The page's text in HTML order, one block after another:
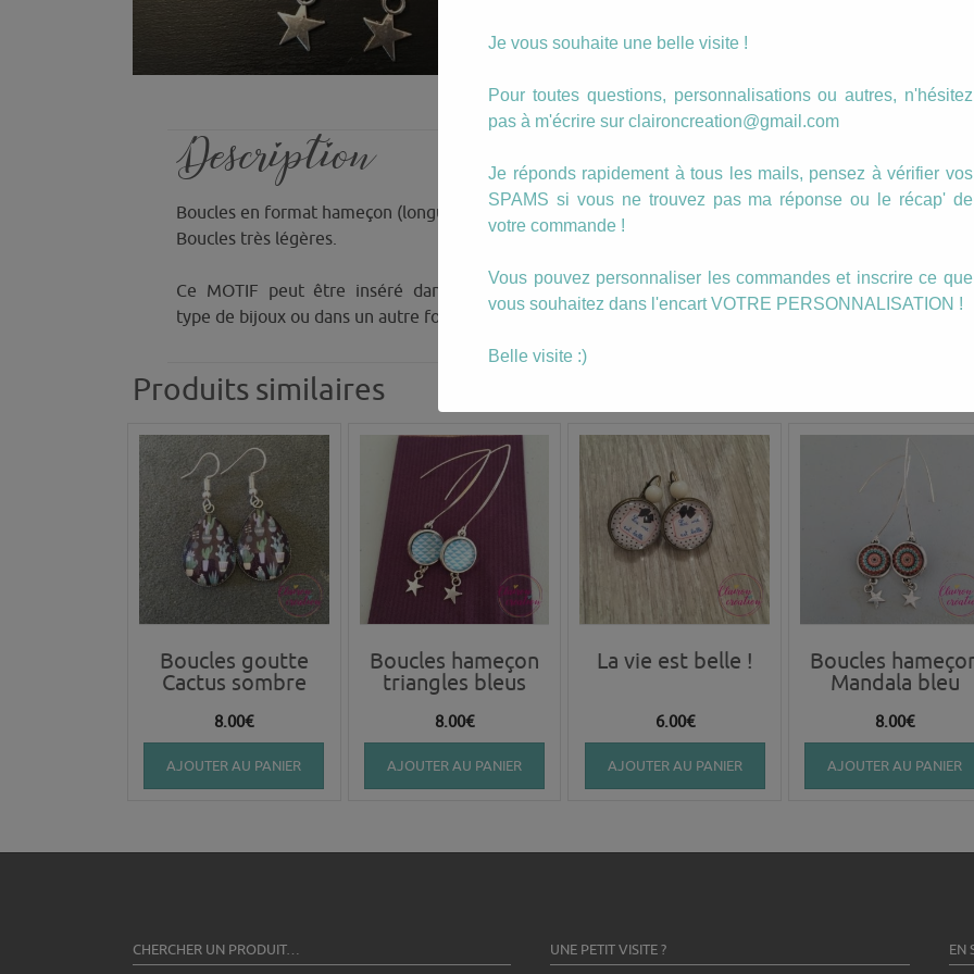
quantité
Boucles
hameçon
Losange
Noir
Or
Catégories :Boucles,Hameçon
Étiquettes :
Description
Boucles en format hameçon (longue attache)
Boucles très légères.
Ce MOTIF peut être inséré dans n’importe quel
type de bijoux ou dans un autre format de boucles.
Produits similaires
Boucles goutte
Cactus sombre
8.00€
AJOUTER AU PANIER
Boucles hameçon
triangles bleus
8.00€
AJOUTER AU PANIER
La vie est belle !
6.00€
AJOUTER AU PANIER
Boucles
Mandala bleu
8.00€
AJOUTER AU PANIER
CHERCHER UN PRODUIT… UNE PETIT VISITE ? EN
Je vous souhaite une belle visite !
Pour toutes questions, personnalisations ou autres, n'hésitez
pas à m'écrire sur claironcreation@gmail.com
Je réponds rapidement à tous les mails, pensez à vérifier vos
SPAMS si vous ne trouvez pas ma réponse ou le récap' de
votre commande !
Vous pouvez personnaliser les commandes et inscrire ce que
vous souhaitez dans l'encart VOTRE PERSONNALISATION !
Belle visite :)